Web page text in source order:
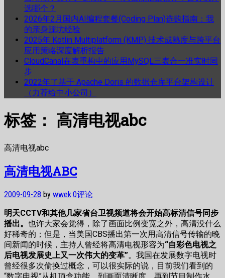
选哪个？
2026年2月国内AI编程套餐(Coding Plan)选购指南：我
的亲身踩坑经验
2025年 Kotlin Multiplatform (KMP) 技术成熟度与跨平台
应用策略深度解析报告
CloudCanal在表重构中的应用MySQL三表合一准实时同
步
2022年了基于 Apache Doris 的数据仓库平台架构设计
（力荐给中小公司）
标签： 高清电视abc
高清电视abc
高清电视ABC
2009-09-28 by wwek·0评论
明天CCTV和其他几家省台卫视频道将会开始高标清信号同步
播出。 也许大家会觉得，除了画面比例变宽之外，高清没什么
好稀奇的；但是，当美国CBS播出第一次用高清信号传输的晚
间新闻的时候，主持人曾经将高清电视形容为“自彩色电视之
后电视发展史上又一次伟大的变革”。我国在发展数字电视时
曾经很多次偷换过概念，可以很实际的说，目前我们看到的